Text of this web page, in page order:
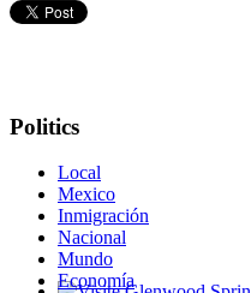
Politics
Local
Mexico
Inmigración
Nacional
Mundo
Economía